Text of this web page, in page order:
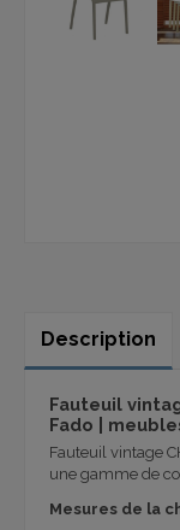
Description
Fauteuil
Fado |
Fauteuil vintage
une gamme de
Mesures de la